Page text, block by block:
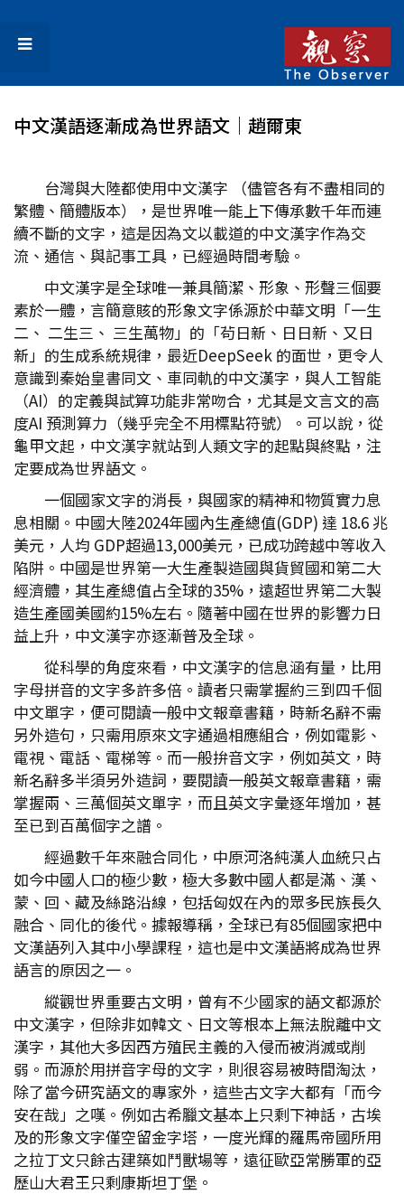
中文漢語逐漸成為世界語文│趙爾東
台灣與大陸都使用中文漢字 （儘管各有不盡相同的
繁體、簡體版本），是世界唯一能上下傳承數千年而連
續不斷的文字，這是因為文以載道的中文漢字作為交
流、通信、與記事工具，已經過時間考驗。
中文漢字是全球唯一兼具簡潔、形象、形聲三個要
素於一體，言簡意賅的形象文字係源於中華文明「一生
二、 二生三、 三生萬物」的「茍日新、日日新、又日
新」的生成系統規律，最近DeepSeek 的面世，更令人
意識到秦始皇書同文、車同軌的中文漢字，與人工智能
（AI）的定義與試算功能非常吻合，尤其是文言文的高
度AI 預測算力（幾乎完全不用標點符號）。可以說，從
龜甲文起，中文漢字就站到人類文字的起點與終點，注
定要成為世界語文。
一個國家文字的消長，與國家的精神和物質實力息
息相關。中國大陸2024年國內生產總值(GDP) 達 18.6 兆
美元，人均 GDP超過13,000美元，已成功跨越中等收入
陷阱。中國是世界第一大生產製造國與貨貿國和第二大
經濟體，其生產總值占全球的35%，遠超世界第二大製
造生產國美國約15%左右。隨著中國在世界的影響力日
益上升，中文漢字亦逐漸普及全球。
從科學的角度來看，中文漢字的信息涵有量，比用
字母拼音的文字多許多倍。讀者只需掌握約三到四千個
中文單字，便可閱讀一般中文報章書籍，時新名辭不需
另外造句，只需用原來文字通過相應組合，例如電影、
電視、電話、電梯等。而一般拚音文字，例如英文，時
新名辭多半須另外造詞，要閱讀一般英文報章書籍，需
掌握兩、三萬個英文單字，而且英文字彙逐年增加，甚
至已到百萬個字之譜。
經過數千年來融合同化，中原河洛純漢人血統只占
如今中國人口的極少數，極大多數中國人都是滿、漢、
蒙、回、藏及絲路沿線，包括匈奴在內的眾多民族長久
融合、同化的後代。據報導稱，全球已有85個國家把中
文漢語列入其中小學課程，這也是中文漢語將成為世界
語言的原因之一。
縱觀世界重要古文明，曾有不少國家的語文都源於
中文漢字，但除非如韓文、日文等根本上無法脫離中文
漢字，其他大多因西方殖民主義的入侵而被消滅或削
弱。而源於用拼音字母的文字，則很容易被時間淘汰，
除了當今研究語文的專家外，這些古文字大都有「而今
安在哉」之嘆。例如古希臘文基本上只剩下神話，古埃
及的形象文字僅空留金字塔，一度光輝的羅馬帝國所用
之拉丁文只餘古建築如鬥獸場等，遠征歐亞常勝軍的亞
歷山大君王只剩康斯坦丁堡。